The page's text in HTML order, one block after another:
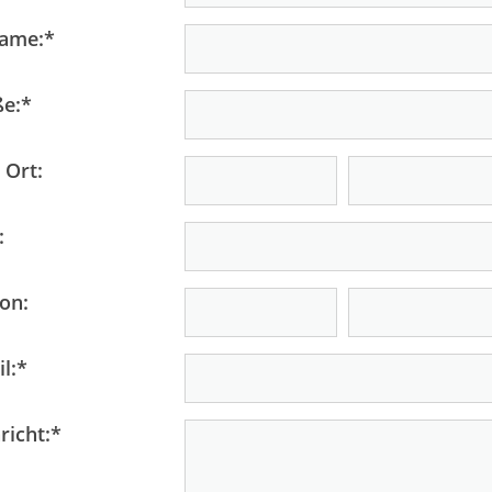
*
*
Ort:
*
*
Unser Verein